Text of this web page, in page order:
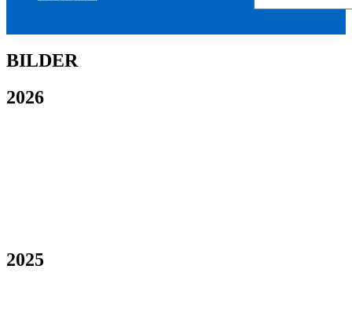
BILDER
2026
2025